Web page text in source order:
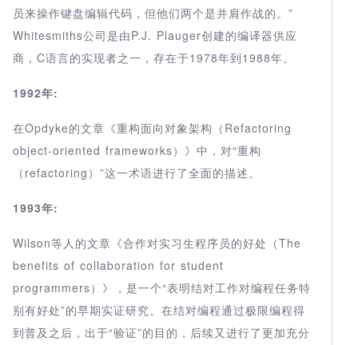
员来操作键盘编辑代码，但他们两个是并肩作战的。”
Whitesmiths公司是由P.J. Plauger创建的编译器供应
商，C语言的实现者之一，存在于1978年到1988年。
1992年:
在Opdyke的文章《重构面向对象架构（Refactoring
object-oriented frameworks）》中，对“重构
（refactoring）”这一术语进行了全面的描述。
1993年:
Wilson等人的文章《合作对实习生程序员的好处（The
benefits of collaboration for student
programmers）》，是一个“表明结对工作对编程任务特
别有好处”的早期实证研究。在结对编程通过极限编程得
到普及之后，出于“验证”的目的，后续又进行了更加充分